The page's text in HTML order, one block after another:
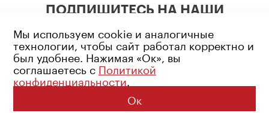
ПОДПИШИТЕСЬ НА НАШИ
Возрастное ограничение: 16+
Политика конфиденциальности
© 2026 Все права защищены
Мы используем cookie и аналогичные
технологии, чтобы сайт работал корректно и
был удобнее. Нажимая «Ок», вы
соглашаетесь с Политикой
конфиденциальности.
Ок